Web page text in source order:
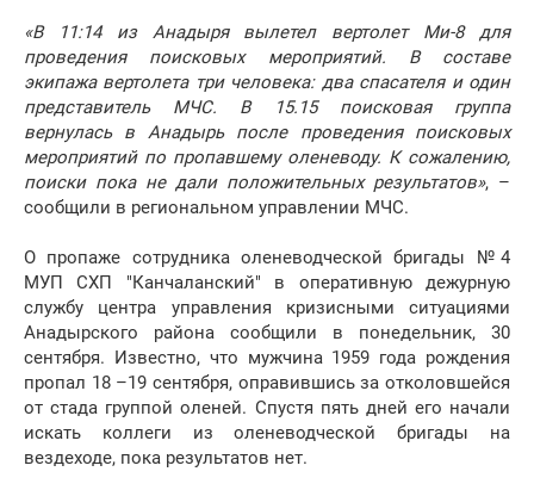
«В 11:14 из Анадыря вылетел вертолет Ми-8 для
проведения поисковых мероприятий. В составе
экипажа вертолета три человека: два спасателя и один
представитель МЧС. В 15.15 поисковая группа
вернулась в Анадырь после проведения поисковых
мероприятий по пропавшему оленеводу. К сожалению,
поиски пока не дали положительных результатов», –
сообщили в региональном управлении МЧС.
О пропаже сотрудника оленеводческой бригады №4
МУП СХП "Канчаланский" в оперативную дежурную
службу центра управления кризисными ситуациями
Анадырского района сообщили в понедельник, 30
сентября. Известно, что мужчина 1959 года рождения
пропал 18 –19 сентября, оправившись за отколовшейся
от стада группой оленей. Спустя пять дней его начали
искать коллеги из оленеводческой бригады на
вездеходе, пока результатов нет.